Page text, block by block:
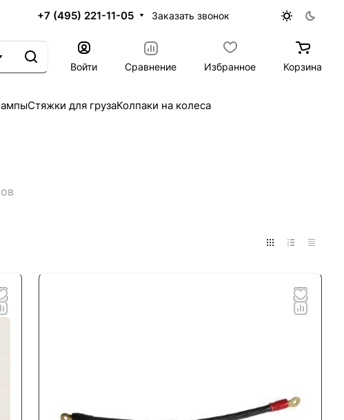
+7 (495) 221-11-05 Заказать звонок
Войти
Сравнение Избранное Корзина
Стяжки для грузаКолпаки на колеса